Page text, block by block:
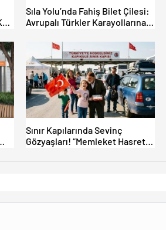
Sıla Yolu’nda Fahiş Bilet Çilesi:
Avrupalı Türkler Karayollarına
Sınır Kapılarında Sevinç
Gözyaşları! “Memleket Hasreti